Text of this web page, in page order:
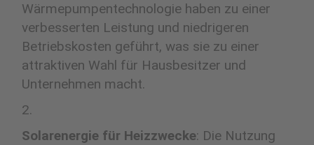
Wärmepumpentechnologie haben zu einer
verbesserten Leistung und niedrigeren
Betriebskosten geführt, was sie zu einer
attraktiven Wahl für Hausbesitzer und
Unternehmen macht.
Solarenergie für Heizzwecke: Die Nutzung